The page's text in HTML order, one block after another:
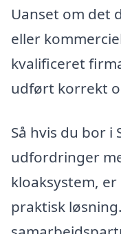
Uanset om det
eller
kvalificeret
udført korrekt
Så hvis du bor
udfordringer
kloaksystem,
praktisk